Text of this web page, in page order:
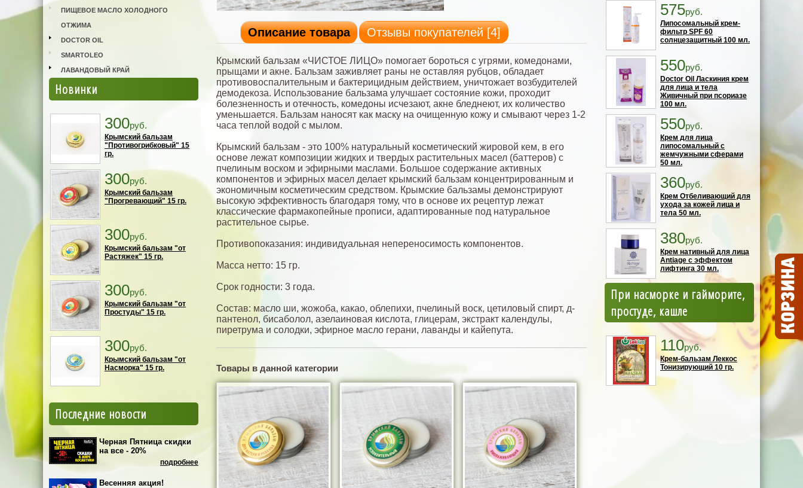
ПИЩЕВОЕ МАСЛО ХОЛОДНОГО
ОТЖИМА
DOCTOR OIL
SMARTOLEO
ЛАВАНДОВЫЙ КРАЙ
Новинки
300руб.
Крымский бальзам
"Противогрибковый" 15
гр.
300руб.
Крымский бальзам
"Прогревающий" 15 гр.
300руб.
Крымский бальзам "от
Растяжек" 15 гр.
300руб.
Крымский бальзам "от
Простуды" 15 гр.
300руб.
Крымский бальзам "от
Насморка" 15 гр.
Последние новости
Черная Пятница скидки
на все - 20%
подробнее
Весенняя акция!
Описание товара Отзывы покупателей [4]
Крымский бальзам «ЧИСТОЕ ЛИЦО» помогает бороться с угрями, комедонами,
прыщами и акне. Бальзам заживляет раны не оставляя рубцов, обладает
противовоспалительным и бактерицидным действием, уничтожает возбудителей
демодекоза. Использование бальзама улучшает состояние кожи, проходит
болезненность и отечность, комедоны исчезают, акне бледнеют, их количество
уменьшается. Бальзам наносят как маску на очищенную кожу и смывают через 1-2
часа теплой водой с мылом.
Крымский бальзам - это 100% натуральный косметический жировой кем, в его
основе лежат композиции жидких и твердых растительных масел (баттеров) с
пчелиным воском и эфирными маслами. Большое содержание активных
компонентов и эфирных масел делает крымский бальзам концентрированным и
экономичным косметическим средством. Крымские бальзамы демонстрируют
высокую эффективность благодаря тому, что в основе их рецептур лежат
классические фармакопейные прописи, адаптированные под натуральное
растительное сырье.
Противопоказания: индивидуальная непереносимость компонентов.
Масса нетто: 15 гр.
Срок годности: 3 года.
Состав: масло ши, жожоба, какао, облепихи, пчелиный воск, цетиловый спирт, д-
пантенол, бисаболол, азелаиновая кислота, глицерам, экстракт календулы,
пиретрума и солодки, эфирное масло герани, лаванды и кайепута.
Товары в данной категории
575руб.
Липосомальный крем-
фильтр SPF 60
солнцезащитный 100 мл.
550руб.
Doctor Oil Ласкиния крем
для лица и тела
Живичный при псориазе
100 мл.
550руб.
Крем для лица
липосомальный с
жемчужными сферами
50 мл.
360руб.
Крем Отбеливающий для
ухода за кожей лица и
тела 50 мл.
380руб.
Крем нативный для лица
Antiage с эффектом
лифтинга 30 мл.
При насморке и гайморите,
простуде, кашле
110руб.
Крем-бальзам Леккос
Тонизирующий 10 гр.